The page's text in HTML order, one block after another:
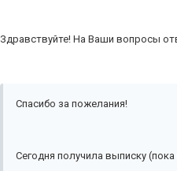
Здравствуйте! На Ваши вопросы
Спасибо за пожелания!
Сегодня получила выписку (пока